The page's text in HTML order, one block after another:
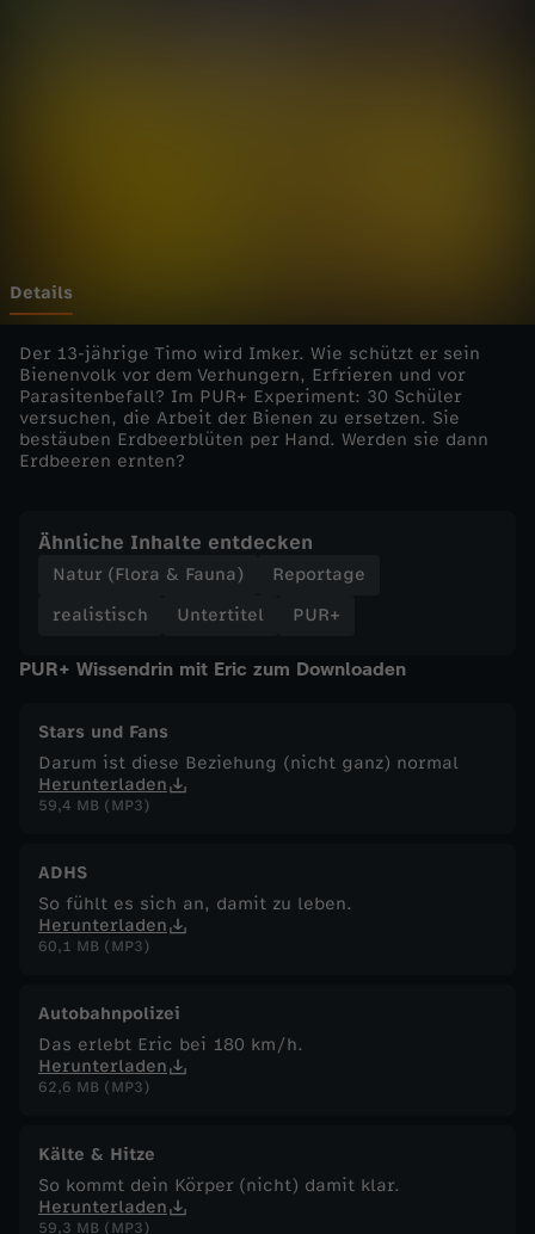
o
r
F
u
t
u
Details
Der 13-jährige Timo wird Imker. Wie schützt er sein
Bienenvolk vor dem Verhungern, Erfrieren und vor
Parasitenbefall? Im PUR+ Experiment: 30 Schüler
versuchen, die Arbeit der Bienen zu ersetzen. Sie
bestäuben Erdbeerblüten per Hand. Werden sie dann
Erdbeeren ernten?
Ähnliche Inhalte entdecken
Natur (Flora & Fauna)
Reportage
realistisch
Untertitel PUR+
PUR+ Wissendrin mit Eric zum Downloaden
Stars und Fans
Darum ist diese Beziehung (nicht ganz) normal
Herunterladen
59,4 MB (MP3)
ADHS
So fühlt es sich an, damit zu leben.
Herunterladen
60,1 MB (MP3)
Autobahnpolizei
Das erlebt Eric bei 180 km/h.
Herunterladen
62,6 MB (MP3)
Kälte & Hitze
So kommt dein Körper (nicht) damit klar.
Herunterladen
59,3 MB (MP3)